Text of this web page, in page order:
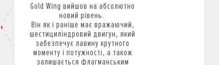
Gold Wing вийшов на абсолютно
новий рівень.
Він як і раніше має вражаючий,
шестициліндровий двигун, який
забезпечує лавину крутного
моменту і потужності, а також
залишається флагманським